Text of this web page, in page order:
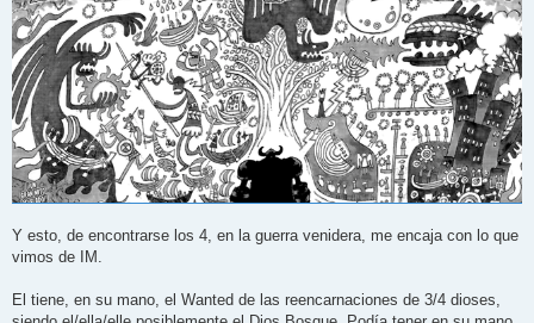
Y esto, de encontrarse los 4, en la guerra venidera, me encaja con lo que
vimos de IM.
El tiene, en su mano, el Wanted de las reencarnaciones de 3/4 dioses,